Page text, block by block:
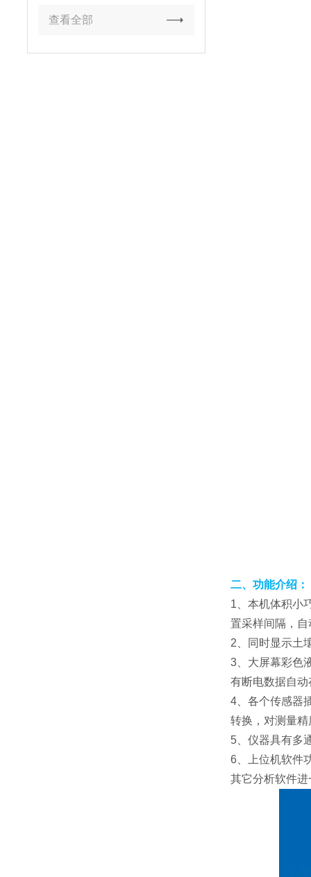
查看全部
二、功能介绍：
1、本机体积小
置采样间隔，
2、同时显示土
3、大屏幕彩色
有断电数据自
4、各个传感器
转换，对测量
5、仪器具有多
6、上位机软件
其它分析软件